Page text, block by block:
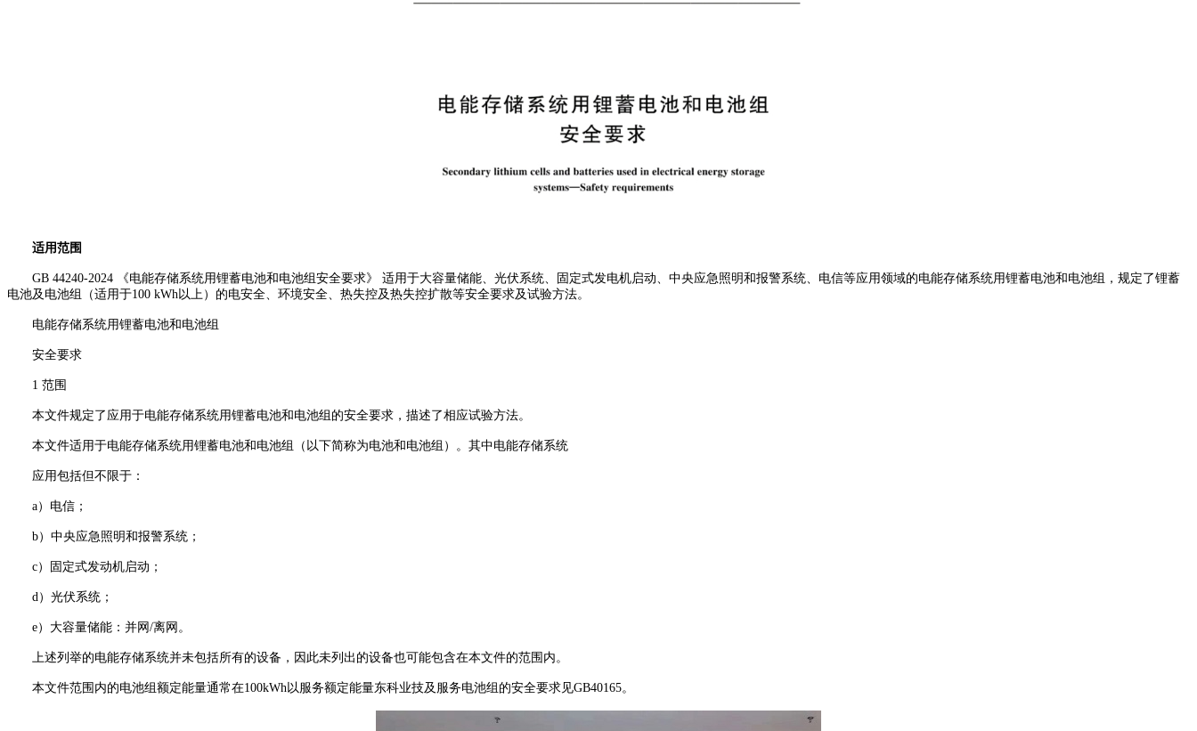
适用范围
GB 44240-2024 《电能存储系统用锂蓄电池和电池组安全要求》 适用于大容量储能、光伏系统、固定式发电机启动、中央应急照明和报警系统、电信等应用领域的电能存储系统用锂蓄电池和电池组，规定了锂蓄
电池及电池组（适用于100 kWh以上）的电安全、环境安全、热失控及热失控扩散等安全要求及试验方法。
电能存储系统用锂蓄电池和电池组
安全要求
1 范围
本文件规定了应用于电能存储系统用锂蓄电池和电池组的安全要求，描述了相应试验方法。
本文件适用于电能存储系统用锂蓄电池和电池组（以下简称为电池和电池组）。其中电能存储系统
应用包括但不限于：
a）电信；
b）中央应急照明和报警系统；
c）固定式发动机启动；
d）光伏系统；
e）大容量储能：并网/离网。
上述列举的电能存储系统并未包括所有的设备，因此未列出的设备也可能包含在本文件的范围内。
本文件范围内的电池组额定能量通常在100kWh以服务额定能量东科业技及服务电池组的安全要求见GB40165。